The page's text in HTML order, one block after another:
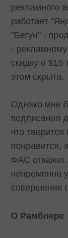
рекламного
работает
"Бегун" -
-
скидку в $15
этом скрыта.
Однако мне
подписания
что
понравится,
ФАС
непременно
совершении
О Рамблере